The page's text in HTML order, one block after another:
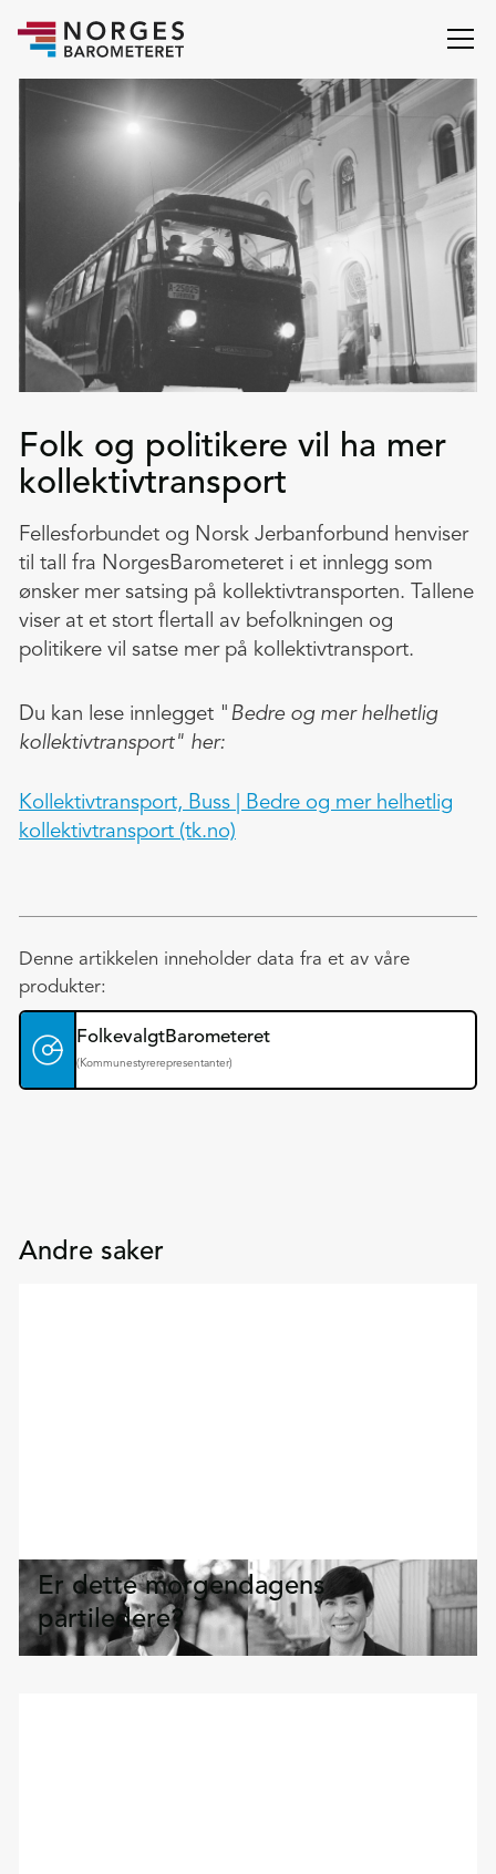
Folk og politikere vil ha mer
kollektivtransport
Fellesforbundet og Norsk Jerbanforbund henviser
til tall fra NorgesBarometeret i et innlegg som
ønsker mer satsing på kollektivtransporten. Tallene
viser at et stort flertall av befolkningen og
politikere vil satse mer på kollektivtransport.
Du kan lese innlegget " Bedre og mer helhetlig
kollektivtransport" her:
Kollektivtransport, Buss | Bedre og mer helhetlig
kollektivtransport (tk.no)
Denne artikkelen inneholder data fra et av våre
produkter:
 FolkevalgtBarometeret
( Kommunestyrerepresentanter)
Andre saker
Er dette morgendagens
partiledere?